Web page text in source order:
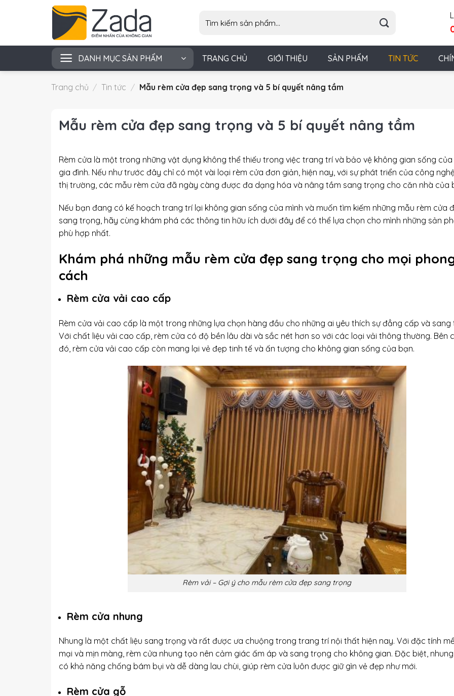
kiếm:
DANH MỤC SẢN PHẨM TRANG CHỦ GIỚI THIỆU SẢN PHẨM TIN TỨC
Trang chủ / Tin tức / Mẫu rèm cửa đẹp sang trọng và 5 bí quyết nâng tầm
Mẫu rèm cửa đẹp sang trọng và 5 bí quyết nâng tầm
Rèm cửa là một trong những vật dụng không thể thiếu trong việc trang trí và bảo vệ không gian sống của
gia đình. Nếu như trước đây chỉ có một vài loại rèm cửa đơn giản, hiện nay, với sự phát triển của công
thị trường, các mẫu rèm cửa đã ngày càng được đa dạng hóa và nâng tầm sang trọng cho căn nhà của
Nếu bạn đang có kế hoạch trang trí lại không gian sống của mình và muốn tìm kiếm những mẫu rèm cửa
sang trọng, hãy cùng khám phá các thông tin hữu ích dưới đây để có thể lựa chọn cho mình những sản
phù hợp nhất.
Khám phá những mẫu rèm cửa đẹp sang trọng cho mọi
cách
Rèm cửa vải cao cấp
Rèm cửa vải cao cấp là một trong những lựa chọn hàng đầu cho những ai yêu thích sự đẳng cấp và sang
Với chất liệu vải cao cấp, rèm cửa có độ bền lâu dài và sắc nét hơn so với các loại vải thông thường. Bên
đó, rèm cửa vải cao cấp còn mang lại vẻ đẹp tinh tế và ấn tượng cho không gian sống của bạn.
Rèm vải – Gợi ý cho mẫu rèm cửa đẹp sang trọng
Rèm cửa nhung
Nhung là một chất liệu sang trọng và rất được ưa chuộng trong trang trí nội thất hiện nay. Với đặc tính
mại và mịn màng, rèm cửa nhung tạo nên cảm giác ấm áp và sang trọng cho không gian. Đặc biệt,
có khả năng chống bám bụi và dễ dàng lau chùi, giúp rèm cửa luôn được giữ gìn vẻ đẹp như mới.
Rèm cửa gỗ